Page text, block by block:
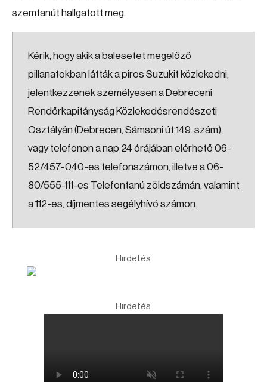
szemtanút hallgatott meg.
Kérik, hogy akik a balesetet megelőző
pillanatokban látták a piros Suzukit közlekedni,
jelentkezzenek személyesen a Debreceni
Rendőrkapitányság Közlekedésrendészeti
Osztályán (Debrecen, Sámsoni út 149. szám),
vagy telefonon a nap 24 órájában elérhető 06-
52/457-040-es telefonszámon, illetve a 06-
80/555-111-es Telefontanú zöldszámán, valamint
a 112-es, díjmentes segélyhívó számon.
Hirdetés
Hirdetés